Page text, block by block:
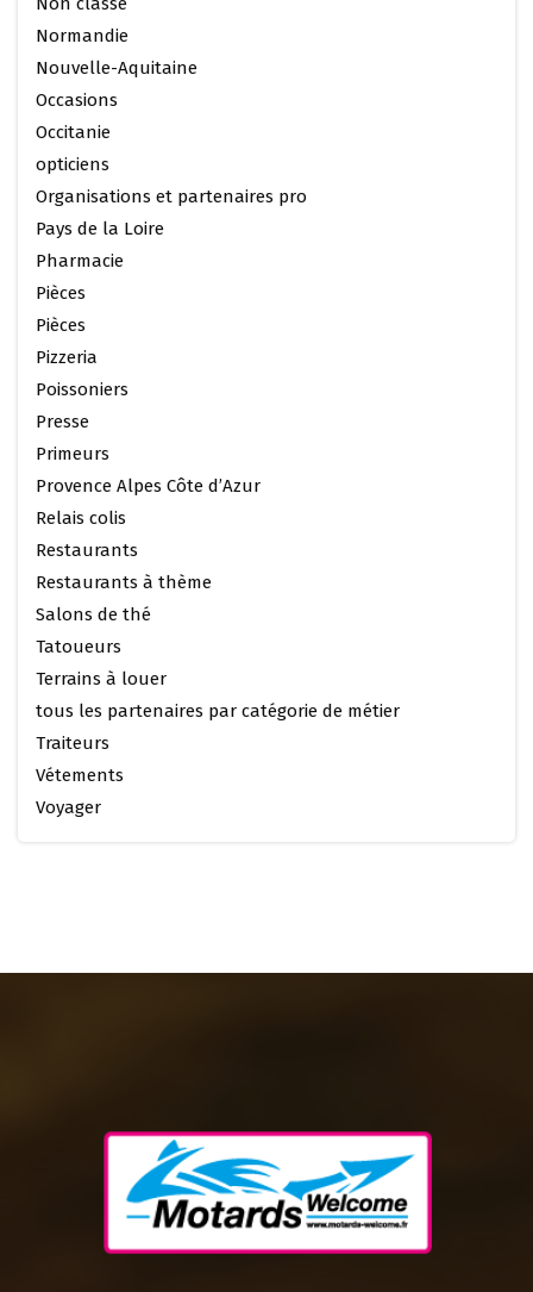
Normandie
Nouvelle-Aquitaine
Occasions
Occitanie
opticiens
Organisations et partenaires pro
Pays de la Loire
Pharmacie
Pièces
Pièces
Pizzeria
Poissoniers
Presse
Primeurs
Provence Alpes Côte d’Azur
Relais colis
Restaurants
Restaurants à thème
Salons de thé
Tatoueurs
Terrains à louer
tous les partenaires par catégorie de métier
Traiteurs
Vétements
Voyager